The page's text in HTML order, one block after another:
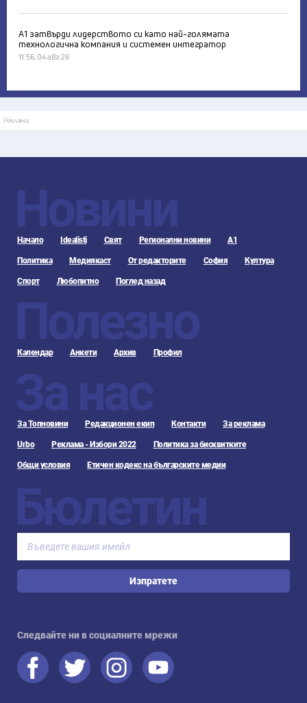
А1 затвърди лидерството си като най-голямата
технологична компания и системен интегратор
11:56, 04 авг 26
Реклама
Новини
Начало Idealisti Свят Регионални новини А1
Политика Медиякаст От редакторите София Култура
Спорт Любопитно Поглед назад
Полезно
Календар Анкети Архив Профил
За нас
За Топновини Редакционен екип Контакти За реклама
Urbo Реклама - Избори 2022 Политика за бисквитките
Общи условия Етичен кодекс на българските медии
Бюлетин
Изпратете
Следвайте ни в социалните мрежи